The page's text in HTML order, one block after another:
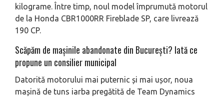
kilograme. Între timp, noul model împrumută motorul
de la Honda CBR1000RR Fireblade SP, care livrează
190 CP.
Scăpăm de mașinile abandonate din București? Iată ce
propune un consilier municipal
Datorită motorului mai puternic și mai ușor, noua
mașină de tuns iarba pregătită de Team Dynamics